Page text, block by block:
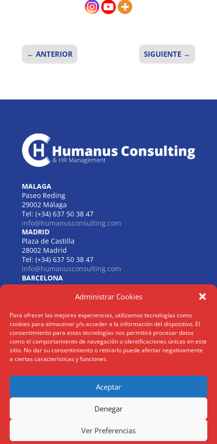
Administrar Cookies
Para ofrecer las mejores experiencias, utilizamos tecnologías como
cookies para almacenar y/o acceder a la información del dispositivo. El
consentimiento para estas tecnologías nos permitirá procesar datos
como el comportamiento de navegación o identificaciones únicas en este
sitio. No dar su consentimiento o retirarlo puede afectar negativamente
a ciertas características y funciones.
Aceptar
Denegar
Ver Preferencias
← ANTERIOR SIGUIENTE →
MALAGA
Paseo Reding
29002 Málaga
Tel: (+34) 637 50 38 47
info@humanusconsulting.com
MADRID
Plaza de Castilla
28002 Madrid
Tel: (+34) 637 50 38 47
info@humanusconsulting.com
BARCELONA
Carrer de Beethoven
08021 Barcelona
info@humanusconsulting.com
LISBOA
R. Joaquim António de Aguiar
1070 – 150 Lisboa
Tel: (+34) 952 112 561
info@humanusconsulting.com
Politica Privacidad
@ Humanus Consulting HR Mgmt. S.L 2026 | ® Todos los derechos
reservados